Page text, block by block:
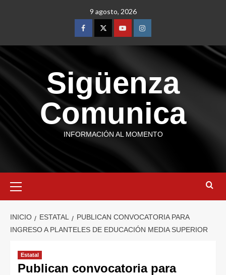
9 agosto, 2026
Sigüenza
Comunica
INFORMACIÓN AL MOMENTO
INICIO ESTATAL
PUBLICAN CONVOCATORIA PARA
INGRESO A PLANTELES DE EDUCACIÓN MEDIA SUPERIOR
Estatal
Publican convocatoria para